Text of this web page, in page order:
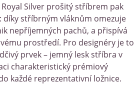
Silver prošitý stříbrem pak
díky stříbrným vláknům omezuje
nepříjemných pachů, a přispívá
prostředí. Pro designéry je to
prvek – jemný lesk stříbra v
charakteristický prémiový
každé reprezentativní ložnice.